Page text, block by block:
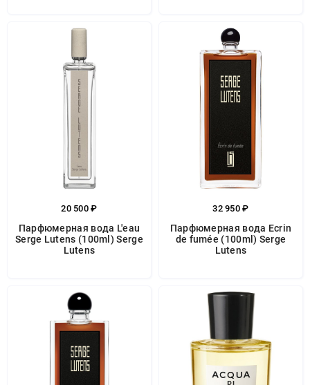
20 500 ₽
Парфюмерная вода L'eau
Serge Lutens (100ml) Serge
Lutens
32 950 ₽
Парфюмерная вода Ecrin
de fumée (100ml) Serge
Lutens